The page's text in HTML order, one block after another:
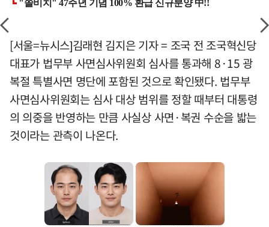
[서울=뉴시스]김래현 김지은 기자 = 조국 전 조국혁신당
대표가 법무부 사면심사위원회 심사를 통과해 8·15 광
복절 특별사면 명단에 포함된 것으로 확인됐다. 법무부
사면심사위원회는 심사 대상 범위를 정할 때부터 대통령
의 의중을 반영하는 만큼 사실상 사면·복권 수순을 밟는
것이라는 관측이 나온다.